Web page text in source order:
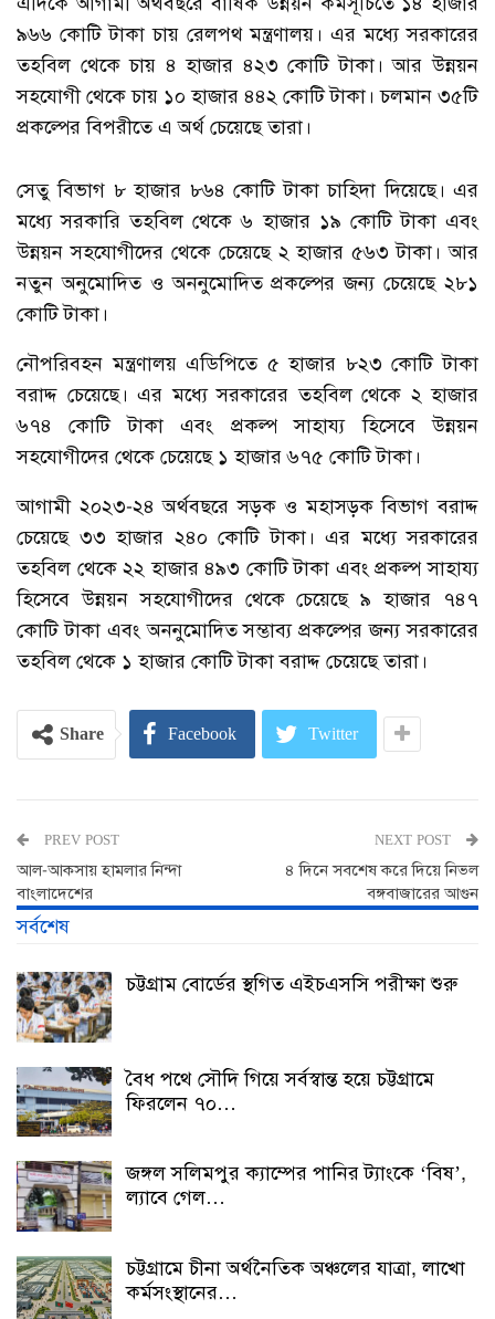
৯৬৬ কোটি টাকা চায় রেলপথ মন্ত্রণালয়। এর মধ্যে সরকারের
তহবিল থেকে চায় ৪ হাজার ৪২৩ কোটি টাকা। আর উন্নয়ন
সহযোগী থেকে চায় ১০ হাজার ৪৪২ কোটি টাকা। চলমান ৩৫টি
প্রকল্পের বিপরীতে এ অর্থ চেয়েছে তারা।
সেতু বিভাগ ৮ হাজার ৮৬৪ কোটি টাকা চাহিদা দিয়েছে। এর
মধ্যে সরকারি তহবিল থেকে ৬ হাজার ১৯ কোটি টাকা এবং
উন্নয়ন সহযোগীদের থেকে চেয়েছে ২ হাজার ৫৬৩ টাকা। আর
নতুন অনুমোদিত ও অননুমোদিত প্রকল্পের জন্য চেয়েছে ২৮১
কোটি টাকা।
নৌপরিবহন মন্ত্রণালয় এডিপিতে ৫ হাজার ৮২৩ কোটি টাকা
বরাদ্দ চেয়েছে। এর মধ্যে সরকারের তহবিল থেকে ২ হাজার
৬৭৪ কোটি টাকা এবং প্রকল্প সাহায্য হিসেবে উন্নয়ন
সহযোগীদের থেকে চেয়েছে ১ হাজার ৬৭৫ কোটি টাকা।
আগামী ২০২৩-২৪ অর্থবছরে সড়ক ও মহাসড়ক বিভাগ বরাদ্দ
চেয়েছে ৩৩ হাজার ২৪০ কোটি টাকা। এর মধ্যে সরকারের
তহবিল থেকে ২২ হাজার ৪৯৩ কোটি টাকা এবং প্রকল্প সাহায্য
হিসেবে উন্নয়ন সহযোগীদের থেকে চেয়েছে ৯ হাজার ৭৪৭
কোটি টাকা এবং অননুমোদিত সম্ভাব্য প্রকল্পের জন্য সরকারের
তহবিল থেকে ১ হাজার কোটি টাকা বরাদ্দ চেয়েছে তারা।
Share Facebook Twitter
PREV POST
আল-আকসায় হামলার নিন্দা
বাংলাদেশের
NEXT POST
৪ দিনে সবশেষ করে দিয়ে নিভল
বঙ্গবাজারের আগুন
সর্বশেষ
চট্টগ্রাম বোর্ডের স্থগিত এইচএসসি পরীক্ষা শুরু
বৈধ পথে সৌদি গিয়ে সর্বস্বান্ত হয়ে চট্টগ্রামে
ফিরলেন ৭০…
জঙ্গল সলিমপুর ক্যাম্পের পানির ট্যাংকে ‘বিষ’,
ল্যাবে গেল…
চট্টগ্রামে চীনা অর্থনৈতিক অঞ্চলের যাত্রা, লাখো
কর্মসংস্থানের…